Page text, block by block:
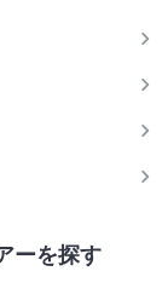
ーを探す